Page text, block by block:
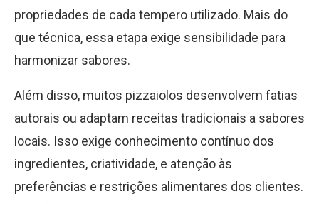
propriedades de cada tempero utilizado. Mais do
que técnica, essa etapa exige sensibilidade para
harmonizar sabores.
Além disso, muitos pizzaiolos desenvolvem fatias
autorais ou adaptam receitas tradicionais a sabores
locais. Isso exige conhecimento contínuo dos
ingredientes, criatividade, e atenção às
preferências e restrições alimentares dos clientes.